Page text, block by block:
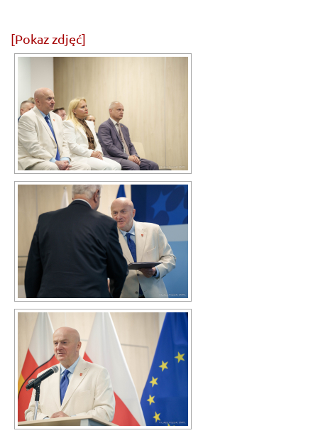
[Pokaz zdjęć]